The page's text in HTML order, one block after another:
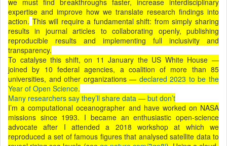
we must find breakthroughs faster, increase interdisciplinary
expertise and improve how we translate research findings into
action. This will require a fundamental shift: from simply sharing
results in journal articles to collaborating openly, publishing
reproducible results and implementing full inclusivity and
transparency.
To catalyse this shift, on 11 January the US White House —
joined by 10 federal agencies, a coalition of more than 85
universities, and other organizations — declared 2023 to be the
Year of Open Science.
Many researchers say they’ll share data — but don’t
I’m a computational oceanographer and have worked on NASA
missions since 1993. I became an enthusiastic open-science
advocate after I attended a 2018 workshop at which we
reproduced a set of famous figures that analysed satellite data to